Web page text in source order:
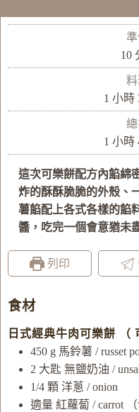
10
1 小
時
小時
1 小
時
小時
這次可樂餅配方內餡綿
炸的酥酥脆脆的外殼、
薯餡配上各式各樣的餡
醬，吃完一個會意猶未
列印
食材
日式經典牛肉可樂餅 （
450 g 馬鈴薯 / russet
2 大匙 無鹽奶油 /
1/4 顆 洋蔥 / onion
適量 紅蘿蔔 / carrot